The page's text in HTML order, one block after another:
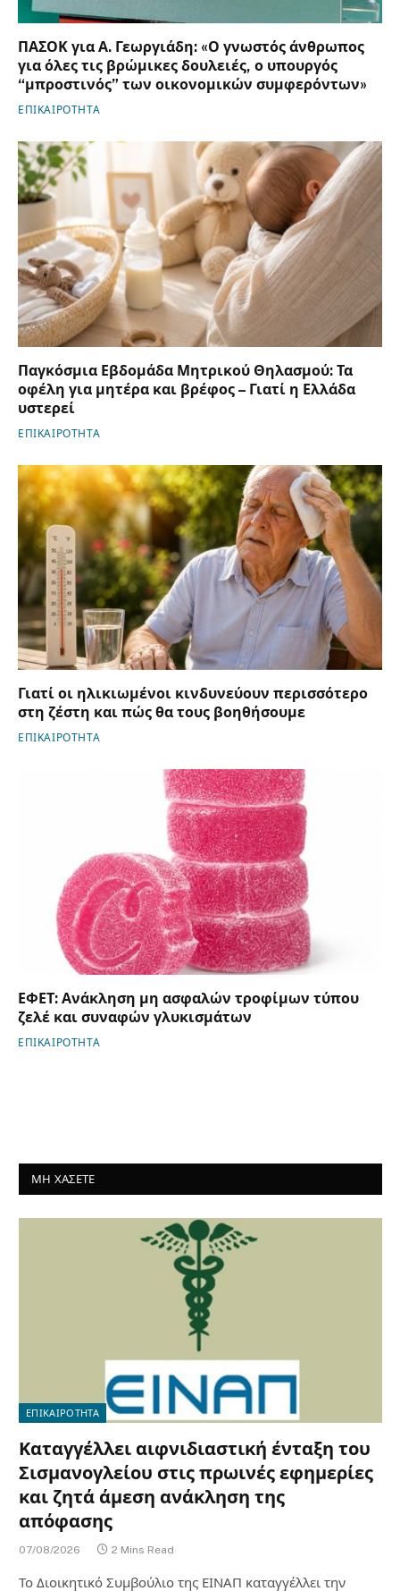
ΠΑΣΟΚ για Α. Γεωργιάδη: «Ο γνωστός άνθρωπος
για όλες τις βρώμικες δουλειές, ο υπουργός
“μπροστινός” των οικονομικών συμφερόντων»
ΕΠΙΚΑΙΡΟΤΗΤΑ
Παγκόσμια Εβδομάδα Μητρικού Θηλασμού: Τα
οφέλη για μητέρα και βρέφος – Γιατί η Ελλάδα
υστερεί
ΕΠΙΚΑΙΡΟΤΗΤΑ
Γιατί οι ηλικιωμένοι κινδυνεύουν περισσότερο
στη ζέστη και πώς θα τους βοηθήσουμε
ΕΠΙΚΑΙΡΟΤΗΤΑ
ΕΦΕΤ: Ανάκληση μη ασφαλών τροφίμων τύπου
ζελέ και συναφών γλυκισμάτων
ΕΠΙΚΑΙΡΟΤΗΤΑ
ΜΗ ΧΑΣΕΤΕ
ΕΠΙΚΑΙΡΟΤΗΤΑ
Καταγγέλλει αιφνιδιαστική ένταξη του
Σισμανογλείου στις πρωινές εφημερίες
και ζητά άμεση ανάκληση της
απόφασης
07/08/2026 2 Mins Read
Το Διοικητικό Συμβούλιο της ΕΙΝΑΠ καταγγέλλει την